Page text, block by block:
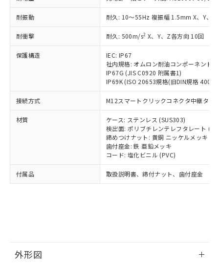
耐振動 耐久: 10～55Hz 複振幅 1.5mm X、Y、Z
耐衝撃 耐久: 500m/s2 X、Y、Z各方向 10回
保護構造
IEC: IP67
社内規格: オムロン耐油コンポーネント
IP67G (JIS C0920 附属書1)
IP69K (ISO 20653規格(旧DIN規格
接続方式 M12スマートクリックコネクタ中継タイ
材質
ケース: ステンレス (SUS303)
検出面: ポリブチレンテレフタレート
締めつけナット: 黄銅 ニッケルメッキ
歯付座金: 鉄 亜鉛メッキ
コード: 塩化ビニル (PVC)
付属品 取扱説明書、締付ナット、歯付座金
外形図
記載している更新日時点での社内デー
タに基づき作成されるものであり、閲
覧された時点での実際の在庫および標
準価格とは異なる場合があることをご
了承ください。
正式な納期状況および標準価格はお客
様のお取引先、またはお客様担当のオ
ムロン制御機器販売店・当社販売員に
ご相談ください。
オムロン制御機器販売店や当社販売拠
販売ネットワーク
」をご確認
在庫状況および標準価格結果を当社の
事前の承諾なく第三者に漏洩または開
示しないようお願いします。
マイパーツ機能（部品リスト作成サー
ビス）をご利用いただくには、I-Web
メンバーズにご登録されている必要が
引・商談に必要な範囲で利用すること
*EU RoHS指令（10物質）：
鉛(Pb) 1000ppm以下、 水銀(Hg) 1000ppm以下、 カド
六価クロム(Cr(Ⅵ)) 1000ppm以下、ポリ臭化ビフェニル
類(PBB) 1000ppm以下、ポリ臭化ジフェニルエーテル類
(PBDE) 1000ppm以下、フタル酸ビス(2-エチルヘキシ
ル) (DEHP)(別名：DOP) 1000ppm以下、フタル酸ブチ
ルベンジル（BBP） 1000ppm以下、フタル酸ジブチル
（DBP） 1000ppm以下、フタル酸ジイソブチル
但し、RoHS指令で産業用監視および制御機器に対する
フタル酸エステル類の４物質については閾値を超える意
図的な使用がないことを確認しています。
部品在庫の切り替え状況などにより、予定
月が前後することがあります。
EU RoHS指令（10物質）の非含有証明書
*中国RoHS10物質の基準値 (GB/T26572)：
Pb(鉛) :1000ppm、 Hg(水銀) : 1000ppm、 Cd(カドミウ
Cr(Ⅵ)(六価クロム) : 1000ppm、 PBBs(ポリ臭化ビフェ
ニル類) : 1000ppm、 PBDEs(ポリ臭化ジフェニルエーテ
ル類) : 1000ppm、
DBP(フタル酸ジブチル) : 1000ppm、 DIBP(フタル酸ジ
イソブチル) : 1000ppm、 BBP(フタル酸ブチルベンジ
DEHP(フタル酸ビス(2-エチルヘキシル)) : 1000ppm
※2 環境保護使用期限
「ｅ」：有害物質（10物質）のすべてが基
準値以下であることを示します。
「10」：通常の使用状況下において有害物
質が外部に漏えいし、環境に深刻な影響を
及ぼさない年数を意味します。
「－」：未確認です。当社販売部門へお問
または国外への提供する場合は、日本
国政府の輸出許可(または役務取引許
可)を取得するなどの必要な手続きを
当社は規制貨物を破棄する場合は、完
全に破砕するなど、違法に輸出されな
いよう必要な手段を講じます。
当社は貴社製品を、核兵器、ミサイ
ル、化学兵器、生物兵器またはその他
武器並びにこれらの製造装置等に一切
使用いたしません。
当社は、貴社製品を第三者に販売する
場合は、上記1、2および3の内容を当
該第三者に通知します。また当社は、
販売先および販売に係わる関係者が違
法に輸出するおそれがある場合は、取
り引きをいたしません。
一定数以上の在庫あり
一定数には満たないが在庫あり
在庫なし(最新の在庫状況につ
いては、お客様のお取引先、ま
たはお客様担当のオムロン制御
機器販売店・当社販売員にご確
認ください)
受注生産機種、また在庫状況の
情報を公開していない機種